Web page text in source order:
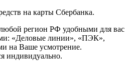
на карты Сбербанка.
регион РФ удобными для вас
«Деловые линии», «ПЭК»,
на Ваше усмотрение.
индивидуально.